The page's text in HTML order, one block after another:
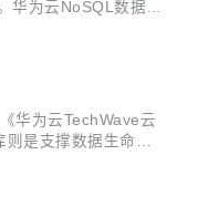
华为云NoSQL数据库
华为云TechWave云
是支撑数据生命线